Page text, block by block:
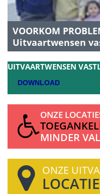
In plaats daarvan
het individu op een
herdenken. Crematie
om een volledig nieuw
te ontwerpen. Het
als een
tips? Neem dan contact
VOORKOM
Uitvaartwensen
UITVAARTWENSEN
DOWNLOAD
ONZE
MINDER
ONZE